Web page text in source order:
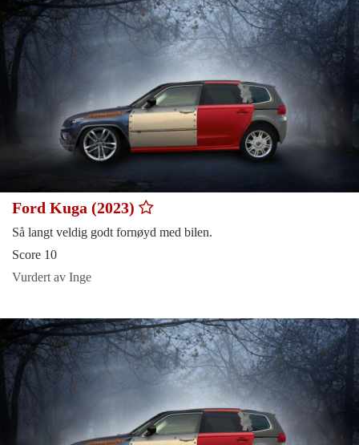
Ford Kuga (2023)
Så langt veldig godt fornøyd med bilen.
Score 10
Vurdert av Inge